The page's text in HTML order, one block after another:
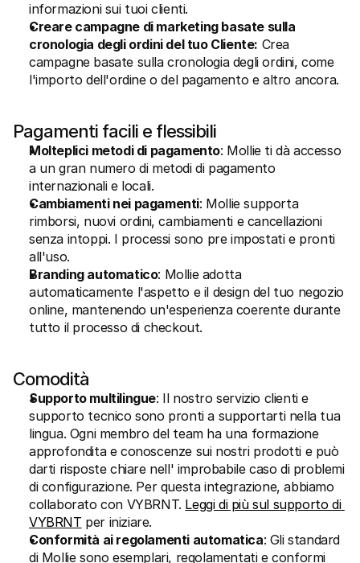
informazioni sui tuoi clienti.
Creare campagne di marketing basate sulla
cronologia degli ordini del tuo Cliente: Crea
campagne basate sulla cronologia degli ordini, come
l'importo dell'ordine o del pagamento e altro ancora.
Pagamenti facili e flessibili
Molteplici metodi di pagamento: Mollie ti dà accesso
a un gran numero di metodi di pagamento
internazionali e locali.
Cambiamenti nei pagamenti: Mollie supporta
rimborsi, nuovi ordini, cambiamenti e cancellazioni
senza intoppi. I processi sono pre impostati e pronti
all'uso.
Branding automatico: Mollie adotta
automaticamente l'aspetto e il design del tuo negozio
online, mantenendo un'esperienza coerente durante
tutto il processo di checkout.
Comodità
Supporto multilingue: Il nostro servizio clienti e
supporto tecnico sono pronti a supportarti nella tua
lingua. Ogni membro del team ha una formazione
approfondita e conoscenze sui nostri prodotti e può
darti risposte chiare nell' improbabile caso di problemi
di configurazione. Per questa integrazione, abbiamo
collaborato con VYBRNT. Leggi di più sul supporto di
VYBRNT per iniziare.
Conformità ai regolamenti automatica: Gli standard
di Mollie sono esemplari, regolamentati e conformi